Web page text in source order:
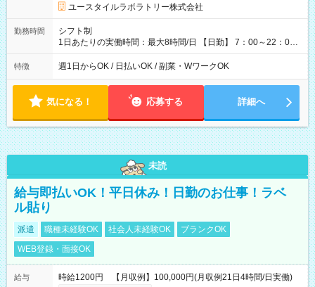
形態：本採用時と同じです。 給与：時給 1,050円以上
ユースタイルラボラトリー株式会社
勤務時間
シフト制
1日あたりの実働時間：最大8時間/日 【日勤】 7：00～22：00
の間で8時間勤務（休憩時間は法定通り） ※週1日～OK ／ 夜勤
なし ＊＊ 勤務時間例 ＊＊ ■8時から17時 ■9時から18時 ■10
定（毎週同じ曜日勤務）
特徴 週1日からOK / 日払いOK / 副業・WワークOK
気になる！ 応募する 詳細へ
未読
給与即払いOK！平日休み！日勤のお仕事！ラベ
ル貼り
派遣 職種未経験OK 社会人未経験OK
ブランクOK
WEB登録・面接OK
給与
時給1200円 【月収例】100,000円(月収例21日4時間/日実働)